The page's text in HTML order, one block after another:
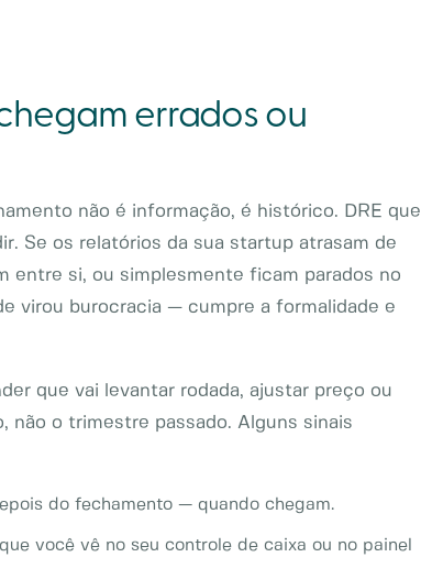
errados ou
não é informação, é histórico. DRE que
Se os relatórios da sua startup atrasam de
entre si, ou simplesmente ficam parados no
virou burocracia — cumpre a formalidade e
que vai levantar rodada, ajustar preço ou
o trimestre passado. Alguns sinais
do fechamento — quando chegam.
você vê no seu controle de caixa ou no painel